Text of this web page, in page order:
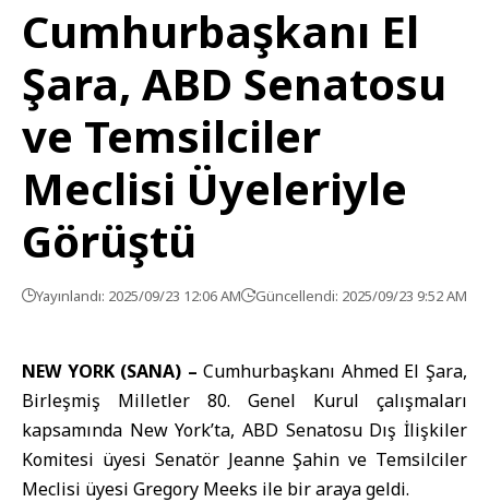
Cumhurbaşkanı El
Şara, ABD Senatosu
ve Temsilciler
Meclisi Üyeleriyle
Görüştü
Yayınlandı: 2025/09/23 12:06 AM Güncellendi: 2025/09/23 9:52 AM
NEW YORK (SANA) – Cumhurbaşkanı Ahmed El Şara,
Birleşmiş Milletler 80. Genel Kurul çalışmaları
kapsamında New York’ta, ABD Senatosu Dış İlişkiler
Komitesi üyesi Senatör Jeanne Şahin ve Temsilciler
Meclisi üyesi Gregory Meeks ile bir araya geldi.